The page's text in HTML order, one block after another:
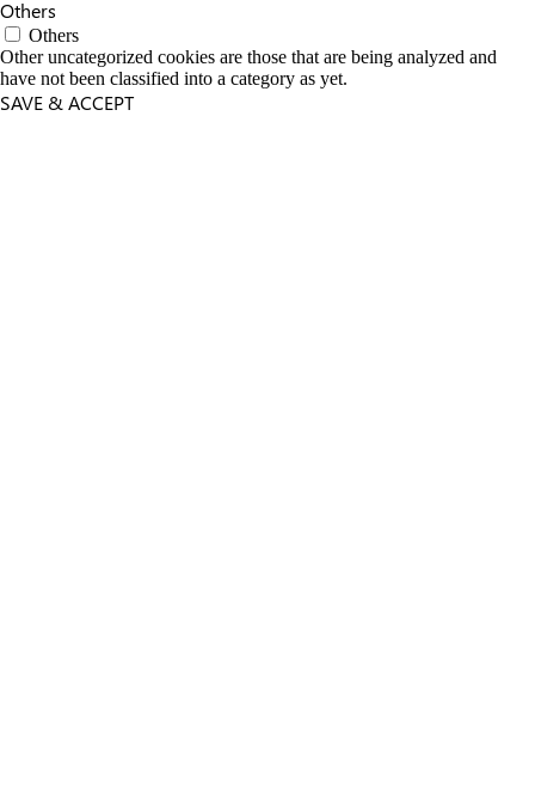
Others
Others
Other uncategorized cookies are those that are being analyzed and
have not been classified into a category as yet.
SAVE & ACCEPT